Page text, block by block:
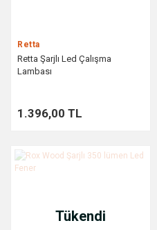
Retta
Retta Şarjlı Led Çalışma
Lambası
1.396,00 TL
Tükendi